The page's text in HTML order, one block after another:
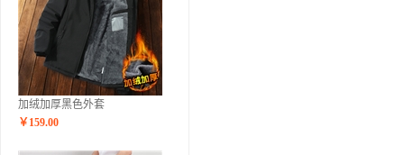
加绒加厚黑色外套
￥ 159.00